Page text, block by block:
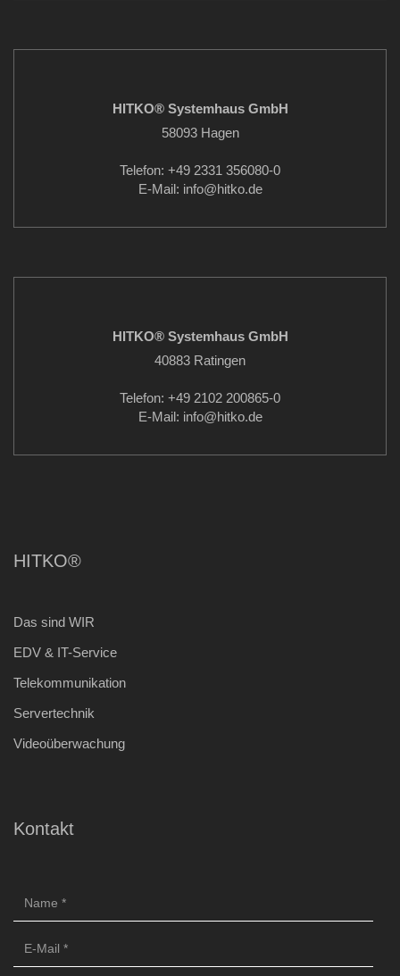
HITKO® Systemhaus GmbH
58093 Hagen
Telefon: +49 2331 356080-0
E-Mail: info@hitko.de
HITKO® Systemhaus GmbH
40883 Ratingen
Telefon: +49 2102 200865-0
E-Mail: info@hitko.de
HITKO®
Das sind WIR
EDV & IT-Service
Telekommunikation
Servertechnik
Videoüberwachung
Kontakt